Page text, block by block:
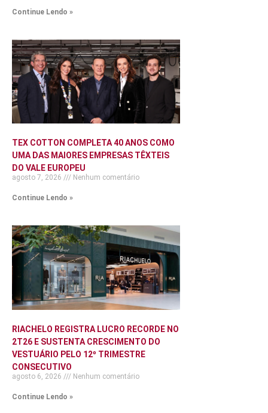
Continue Lendo »
TEX COTTON COMPLETA 40 ANOS COMO
UMA DAS MAIORES EMPRESAS TÊXTEIS
DO VALE EUROPEU
agosto 7, 2026 Nenhum comentário
Continue Lendo »
RIACHELO REGISTRA LUCRO RECORDE NO
2T26 E SUSTENTA CRESCIMENTO DO
VESTUÁRIO PELO 12º TRIMESTRE
CONSECUTIVO
agosto 6, 2026 Nenhum comentário
Continue Lendo »